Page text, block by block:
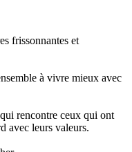
frissonnantes et
à vivre mieux avec
rencontre ceux qui ont
avec leurs valeurs.